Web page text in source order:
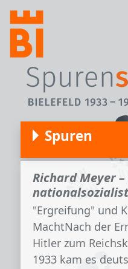
Direkt zum Inhalt
Spuren
Richard Meyer
"Ergreifung" und
MachtNach der
Hitler zum
1933 kam es